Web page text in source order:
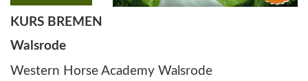
KURS BREMEN
Walsrode
Western Horse Academy Walsrode